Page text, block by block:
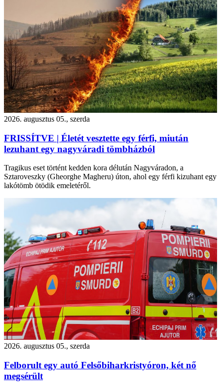
2026. augusztus 05., szerda
FRISSÍTVE | Életét vesztette egy férfi, miután
lezuhant egy nagyváradi tömbházból
Tragikus eset történt kedden kora délután Nagyváradon, a
Sztaroveszky (Gheorghe Magheru) úton, ahol egy férfi kizuhant egy
lakótömb ötödik emeletéről.
2026. augusztus 05., szerda
Felborult egy autó Felsőbiharkristyóron, két nő
megsérült